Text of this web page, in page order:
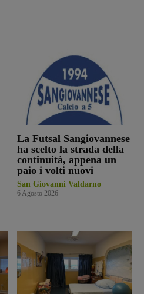
La Futsal Sangiovannese
ha scelto la strada della
continuità, appena un
paio i volti nuovi
San Giovanni Valdarno
6 Agosto 2026